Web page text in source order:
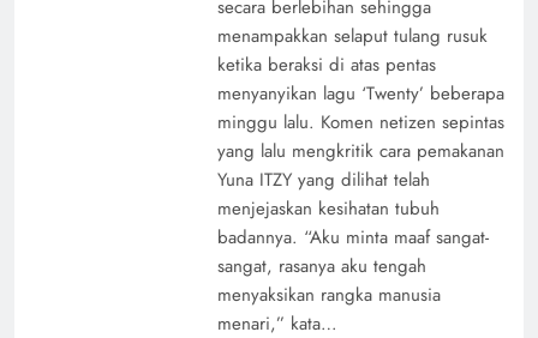
secara berlebihan sehingga
menampakkan selaput tulang rusuk
ketika beraksi di atas pentas
menyanyikan lagu ‘Twenty’ beberapa
minggu lalu. Komen netizen sepintas
yang lalu mengkritik cara pemakanan
Yuna ITZY yang dilihat telah
menjejaskan kesihatan tubuh
badannya. “Aku minta maaf sangat-
sangat, rasanya aku tengah
menyaksikan rangka manusia
menari,” kata…